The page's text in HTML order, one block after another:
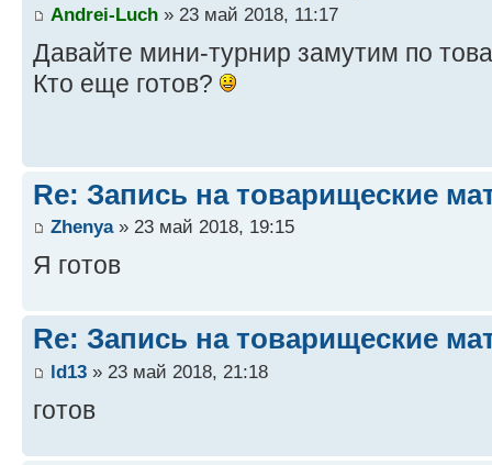
Andrei-Luch » 23 май 2018, 11:17
Давайте мини-турнир замутим по
Кто еще готов?
Re: Запись на товарищеские
Zhenya» 23 май 2018, 19:15
Я готов
Re: Запись на товарищеские
ld13 » 23 май 2018, 21:18
готов